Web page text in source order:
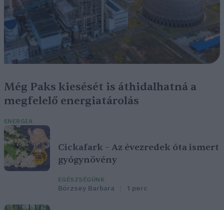
Még Paks kiesését is áthidalhatná a
megfelelő energiatárolás
ENERGIA
Cickafark – Az évezredek óta ismert
gyógynövény
EGÉSZSÉGÜNK
Börzsey Barbara 1 perc